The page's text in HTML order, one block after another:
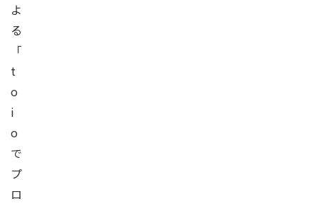
よ
る
「
t
o
i
o
で
プ
ロ